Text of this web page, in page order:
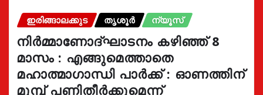
ഇരിങ്ങാലക്കുട തൃശൂർ ന്യൂസ്
നിർമ്മാണോദ്ഘാടനം കഴിഞ്ഞ് 8
മാസം : എങ്ങുമെത്താതെ
മഹാത്മാഗാന്ധി പാർക്ക് : ഓണത്തിന്
മുമ്പ് പണിതീർക്കുമെന്ന്